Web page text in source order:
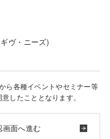
ヴ・ニーズ)
ら各種イベントやセミナー等
したこととなります。